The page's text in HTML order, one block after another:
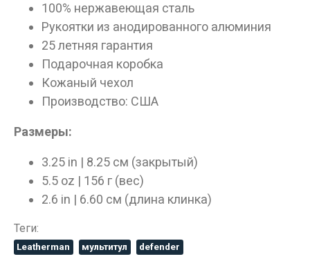
100% нержавеющая сталь
Рукоятки из анодированного алюминия
25 летняя гарантия
Подарочная коробка
Кожаный чехол
Производство: США
Размеры:
3.25 in | 8.25 см (закрытый)
5.5 oz | 156 г (вес)
2.6 in | 6.60 см (длина клинка)
Теги:
Leatherman мультитул defender